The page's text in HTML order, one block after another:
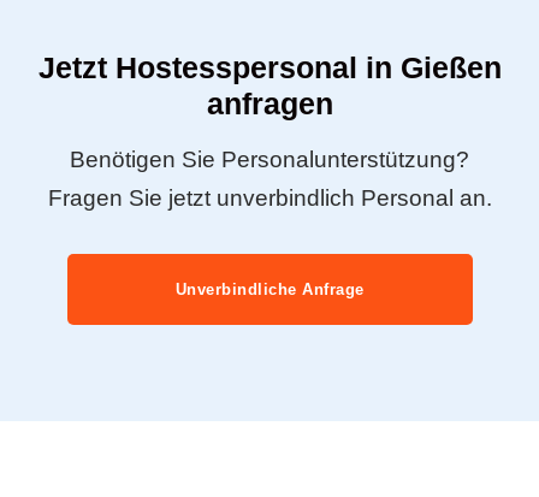
Jetzt Hostesspersonal in Gießen
anfragen
Benötigen Sie Personalunterstützung?
Fragen Sie jetzt unverbindlich Personal an.
Unverbindliche Anfrage